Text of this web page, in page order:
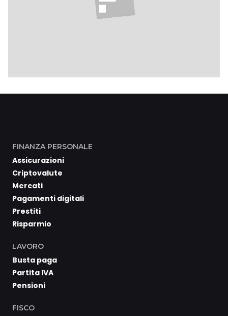
FINANZA PERSONALE
Assicurazioni
Criptovalute
Mercati
Pagamenti digitali
Prestiti
Risparmio
LAVORO
Busta paga
Partita IVA
Pensioni
FISCO